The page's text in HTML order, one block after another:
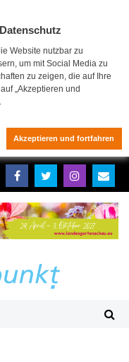
Website nutzbar zu
um mit Social Media zu
zu zeigen, die auf Ihre
„Akzeptieren und
Akzeptieren und fortfahren